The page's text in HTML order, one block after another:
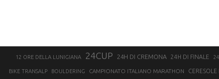
12 ORE DELLA LUNIGIANA 24CUP 24H DI CREMONA 24H DI FINALE
BIKE TRANSALP BOULDERING CAMPIONATO ITALIANO MARATHON CERESOLE